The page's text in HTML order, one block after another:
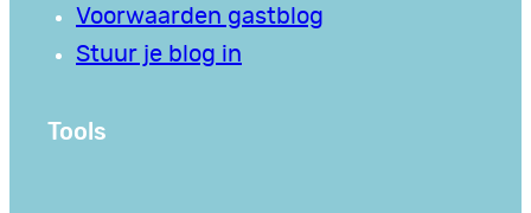
Voorwaarden gastblog
Stuur je blog in
Tools